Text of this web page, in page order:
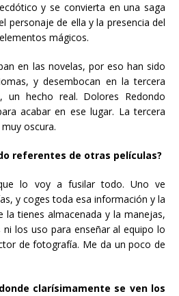
y se convierta en una saga
personaje de ella y la presencia del
mágicos.
en las novelas, por eso han sido
y desembocan en la tercera
un hecho real. Dolores Redondo
acabar en ese lugar. La tercera
oscura.
referentes de otras películas?
lo voy a fusilar todo. Uno ve
y coges toda esa información y la
la tienes almacenada y la manejas,
los uso para enseñar al equipo lo
de fotografía. Me da un poco de
clarísimamente se ven los